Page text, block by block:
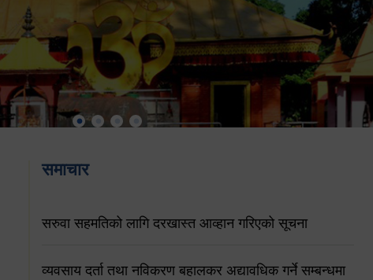
समाचार
सरुवा सहमतिको लागि दरखास्त आव्हान गरिएको सूचना
व्यवसाय दर्ता तथा नविकरण बहालकर अद्यावधिक गर्ने सम्बन्धमा